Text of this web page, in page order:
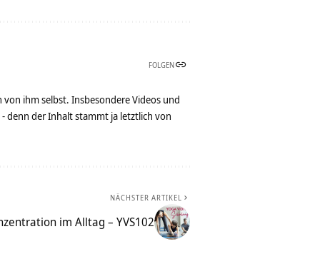
FOLGEN
ihm selbst. Insbesondere Videos und
denn der Inhalt stammt ja letztlich von
NÄCHSTER ARTIKEL
im Alltag – YVS102